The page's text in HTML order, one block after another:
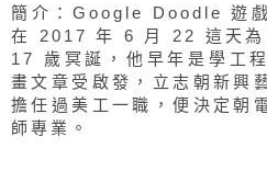
簡介：Google Doodle 遊
在 2017 年 6 月 22 這天為
17 歲冥誕，他早年是學工
畫文章受啟發，立志朝新興
擔任過美工一職，便決定朝
師專業。